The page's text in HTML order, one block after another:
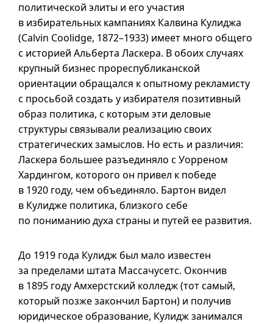
политической элиты и его участия
в избирательных кампаниях Калвина Кулиджа
(Calvin Coolidge, 1872–1933) имеет много общего
с историей Альберта Ласкера. В обоих случаях
крупный бизнес прореспубликанской
ориентации обращался к опытному рекламисту
с просьбой создать у избирателя позитивный
образ политика, с которым эти деловые
структуры связывали реализацию своих
стратегических замыслов. Но есть и различия:
Ласкера большее разъединяло с Уорреном
Хардингом, которого он привел к победе
в 1920 году, чем объединяло. Бартон видел
в Кулидже политика, близкого себе
по пониманию духа страны и путей ее развития.
До 1919 года Кулидж был мало известен
за пределами штата Массачусетс. Окончив
в 1895 году Амхерстский колледж (тот самый,
который позже закончил Бартон) и получив
юридическое образование, Кулидж занимался